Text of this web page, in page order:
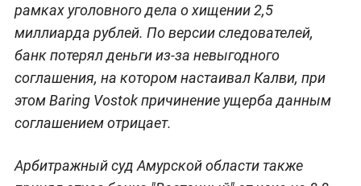
рамках уголовного дела о хищении 2,5
миллиарда рублей. По версии следователей,
банк потерял деньги из-за невыгодного
соглашения, на котором настаивал Калви, при
этом Baring Vostok причинение ущерба данным
соглашением отрицает.
Арбитражный суд Амурской области также